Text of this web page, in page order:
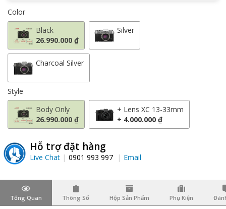
Color
Black
26.990.000 ₫
Silver
Charcoal Silver
Style
Body Only
26.990.000 ₫
+ Lens XC 13-33mm
+ 4.000.000 ₫
Hỗ trợ đặt hàng
Live Chat 0901 993 997 Email
Tổng Quan Thông Số Hộp Sản Phẩm Phụ Kiện